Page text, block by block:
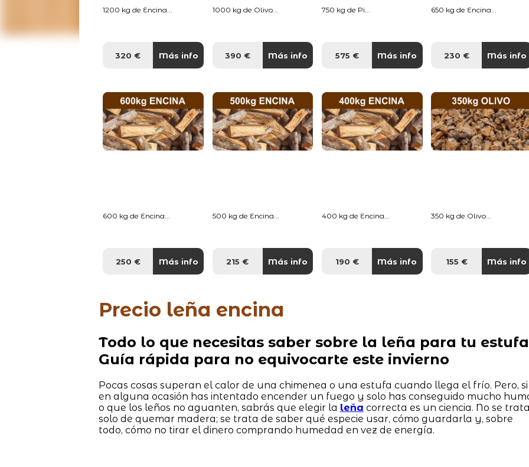
1200 kg de Encina...
320 € Más info
1000 kg de Olivo...
390 € Más info
750 kg de Pi...
575 € Más info
650 kg de Encina...
230 € Más info
600 kg de Encina...
250 € Más info
500 kg de Encina...
215 € Más info
400 kg de Encina...
190 € Más info
350 kg de Olivo...
155 € Más info
Precio leña encina
Todo lo que necesitas saber sobre la leña para tu
Guía rápida para no equivocarte este invierno
Pocas cosas superan el calor de una chimenea o una estufa cuando llega el frío. Pero, si
en alguna ocasión has intentado encender un fuego y solo has conseguido mucho
o que los leños no aguanten, sabrás que elegir la leña correcta es un ciencia. No se
solo de quemar madera; se trata de saber qué especie usar, cómo guardarla y, sobre
todo, cómo no tirar el dinero comprando humedad en vez de energía.